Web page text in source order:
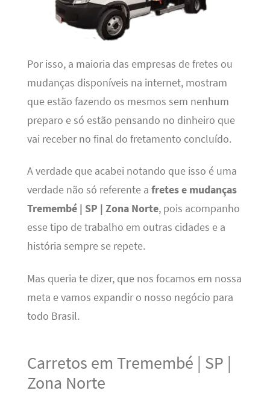
Por isso, a maioria das empresas de fretes ou
mudanças disponíveis na internet, mostram
que estão fazendo os mesmos sem nenhum
preparo e só estão pensando no dinheiro que
vai receber no final do fretamento concluído.
A verdade que acabei notando que isso é uma
verdade não só referente a fretes e mudanças
Tremembé | SP | Zona Norte, pois acompanho
esse tipo de trabalho em outras cidades e a
história sempre se repete.
Mas queria te dizer, que nos focamos em nossa
meta e vamos expandir o nosso negócio para
todo Brasil.
Carretos em Tremembé | SP |
Zona Norte